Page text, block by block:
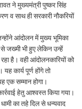
ने मुख्यमंत्री पुष्कर सिंह
व साथ ही सरकारी नौकरियों
आंदोलन में मुख्य भूमिका
जख्मी भी हुए लेकिन उन्हें
है। वही आंदोलनकारियों को
कार्य पूर्ण होंगे तो
एक सम्मान होगा।
हेतु आश्वस्त किया गया।
का तहे दिल से धन्यवाद